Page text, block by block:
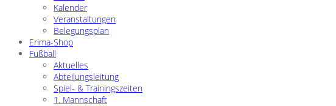
Kalender
Veranstaltungen
Belegungsplan
Erima-Shop
Fußball
Aktuelles
Abteilungsleitung
Spiel- & Trainingszeiten
1. Mannschaft